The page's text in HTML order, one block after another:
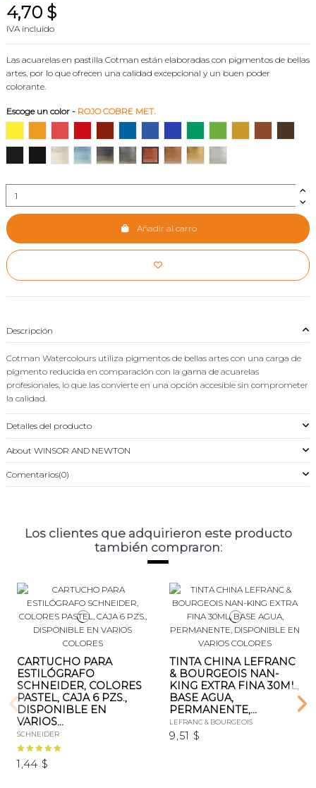
4,70 $
IVA incluido
Las acuarelas en pastilla Cotman están elaboradas con pigmentos de bellas
artes, por lo que ofrecen una calidad excepcional y un buen poder
colorante.
Escoge un color - ROJO COBRE MET.
NEGRO MARFIL
NEGRO DE HUMO
BLANCO IRIDISCENTE
AZUL IRIDISCENTE
NEGRO IRIDISCENTE
ESTAÑO MET.ROJO COBRE MET.
BRONCE MET.
AMARILLO ORO MET.
PLATA MET.
Añadir al carro
Descripción
Cotman Watercolours utiliza pigmentos de bellas artes con una carga de
pigmento reducida en comparación con la gama de acuarelas
profesionales, lo que las convierte en una opción accesible sin comprometer
la calidad.
Detalles del producto
About WINSOR AND NEWTON
Comentarios(0)
Los clientes que adquirieron este producto
también compraron:
CARTUCHO PARA
ESTILÓGRAFO
SCHNEIDER, COLORES
PASTEL, CAJA 6 PZS.,
DISPONIBLE EN
VARIOS...
SCHNEIDER
1,44 $
TINTA CHINA LEFRANC
& BOURGEOIS NAN-
KING EXTRA FINA 30ML,
BASE AGUA,
PERMANENTE,...
LEFRANC & BOURGEOIS
9,51 $